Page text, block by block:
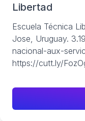
Libertad
Escuela Técnica
Jose, Uruguay.
nacional-aux-
https://cutt.ly/